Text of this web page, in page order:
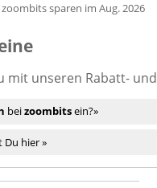
sparen im Aug. 2026
mit unseren Rabatt- und
beizoombitsein?»
hier »